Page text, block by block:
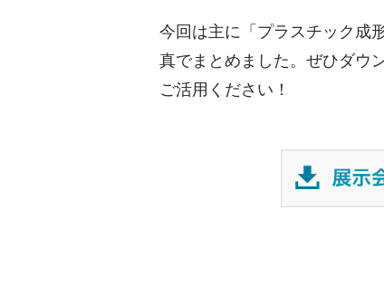
今回は主に「プラスチック成
真でまとめました。ぜひダウ
ご活用ください！